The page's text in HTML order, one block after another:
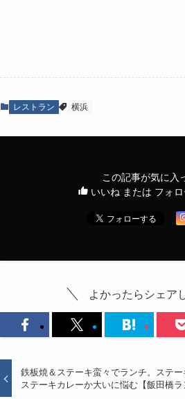
レストラン 横浜
この記事が気に入
いいね または フォロ
よかったらシェア
鉄板焼＆ステーキ蛮々でランチ。ステ
ステーキカレーか大いに悩む【飯田橋ラ